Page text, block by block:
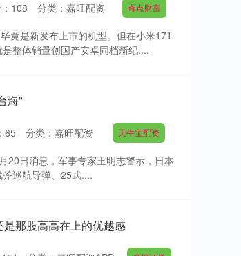
108 分类： 嘉旺配资 奇点财富
竟是新发布上市的机型。但在小米17T
整体销量创国产安卓同档新纪....
海”
65 分类： 嘉旺配资 天牛宝配资
20日消息，军事专家王明志警示，日本
巡航导弹、25式....
那股高高在上的优越感